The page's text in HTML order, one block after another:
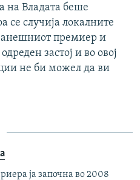
на Владата беше
се случија локалните
премиер и
застој и во овој
не би можел да ви
ја започна во 2008